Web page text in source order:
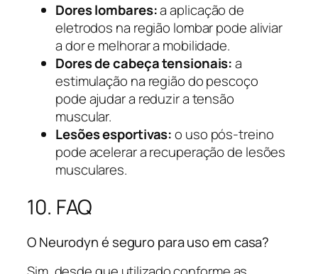
Dores lombares:a aplicação de
eletrodos na região lombar pode aliviar
a dor e melhorar a mobilidade.
Dores de cabeça tensionais:a
estimulação na região do pescoço
pode ajudar a reduzir a tensão
muscular.
Lesões esportivas:o uso pós-treino
pode acelerar a recuperação de lesões
musculares.
10. FAQ
O Neurodyn é seguro para uso em casa?